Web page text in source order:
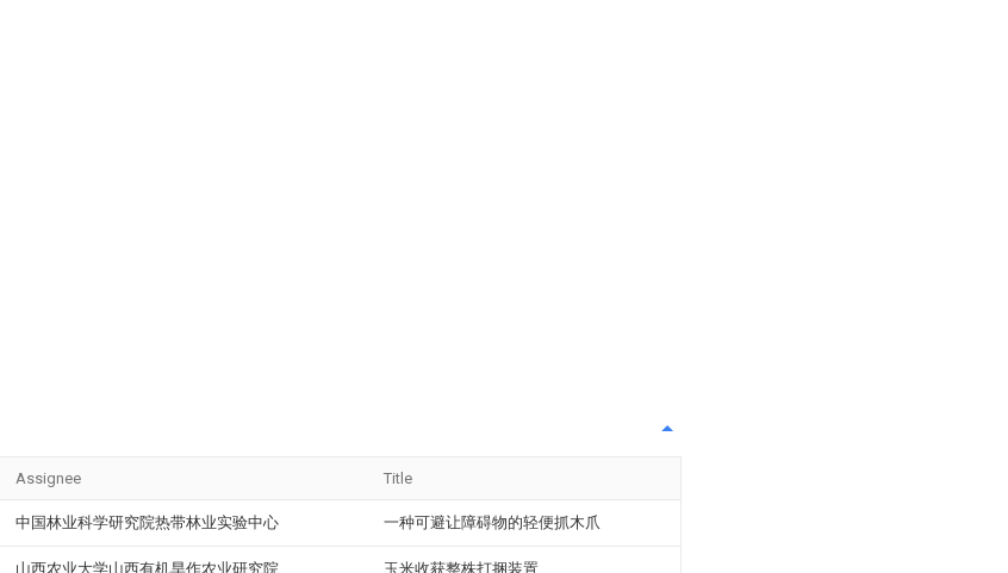
Assignee Title
中国林业科学研究院热带林业实验中心 一种可避让障碍物的轻便抓木爪
山西农业大学山西有机旱作农业研究院 玉米收获整株打捆装置